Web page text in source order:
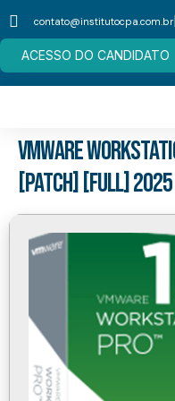
contato@institutocpa.com.br
ACESSO DO CANDIDATO
VMware
[Patch] [Full] 2025